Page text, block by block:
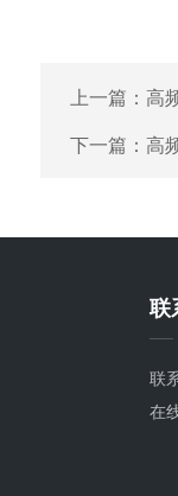
上一篇： 高
下一篇： 高
联
联
在